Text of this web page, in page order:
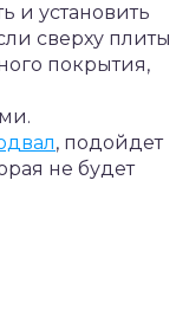
и установить
сверху плиты
покрытия,
, подойдет
не будет